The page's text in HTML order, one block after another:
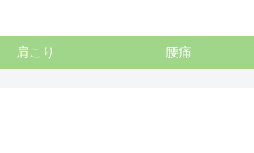
肩こり 腰痛